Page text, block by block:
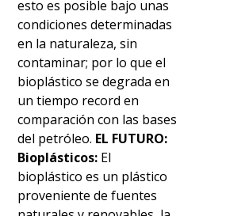
esto es posible bajo unas
condiciones determinadas
en la naturaleza, sin
contaminar; por lo que el
bioplástico se degrada en
un tiempo record en
comparación con las bases
del petróleo. EL FUTURO:
Bioplásticos: El
bioplástico es un plástico
proveniente de fuentes